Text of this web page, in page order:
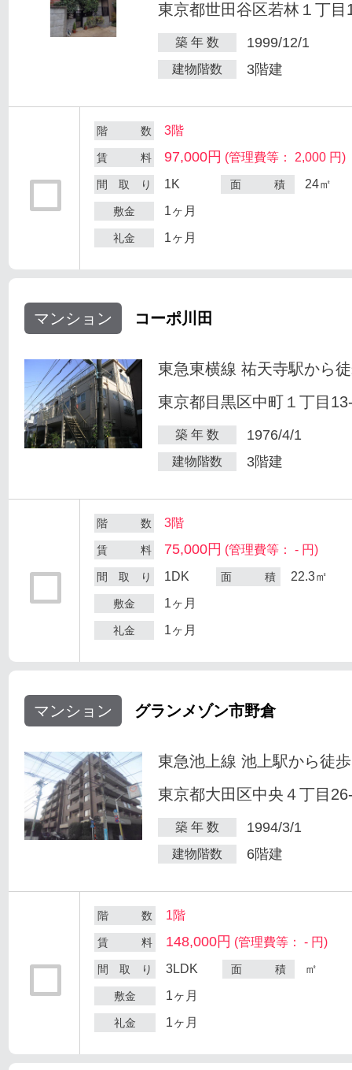
東京都世田谷区若林１丁目
築 年 数 1999/12/1
建物階数 3階建
階 数 3階
賃 料 97,000円 (管理費等： 2,000 円)
間 取 り 1K 面 積 24㎡
敷金 1ヶ月
礼金 1ヶ月
マンション コーポ川田
東急東横線 祐天寺駅から
東京都目黒区中町１丁目
築 年 数 1976/4/1
建物階数 3階建
階 数 3階
賃 料 75,000円 (管理費等： - 円)
間 取 り 1DK 面 積 22.3㎡
敷金 1ヶ月
礼金 1ヶ月
マンション グランメゾン市野倉
東急池上線 池上駅から徒
東京都大田区中央４丁目
築 年 数 1994/3/1
建物階数 6階建
階 数 1階
賃 料 148,000円 (管理費等： - 円)
間 取 り 3LDK 面 積 ㎡
敷金 1ヶ月
礼金 1ヶ月